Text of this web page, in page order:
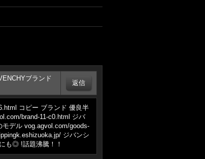
ブランド
コピー ブランド 優良半
brand-11-c0.html ジバ
デル vog.agvol.com/goods-
ジバンシ
も◎ !話題沸騰！！